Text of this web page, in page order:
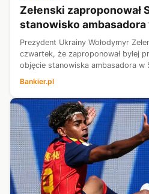
Zełenski zaproponował
stanowisko ambasadora
Prezydent Ukrainy Wołodymyr
czwartek, że zaproponował byłej
objęcie stanowiska ambasadora w
Bezpieczeństwa Narodowego ...
Bankier.pl